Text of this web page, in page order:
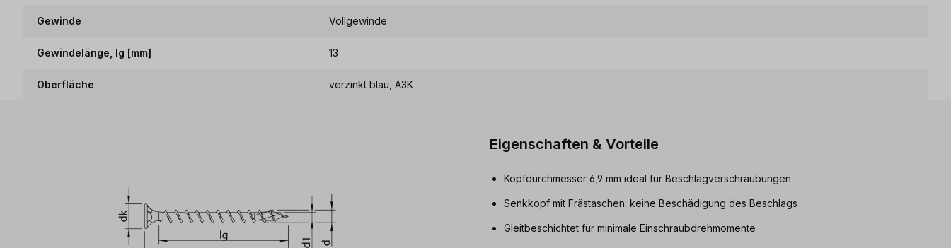
Gewinde Vollgewinde
Gewindelänge, lg [mm] 13
Oberfläche verzinkt blau, A3K
Eigenschaften & Vorteile
Kopfdurchmesser 6,9 mm ideal für Beschlagverschraubungen
Senkkopf mit Frästaschen: keine Beschädigung des Beschlags
Gleitbeschichtet für minimale Einschraubdrehmomente